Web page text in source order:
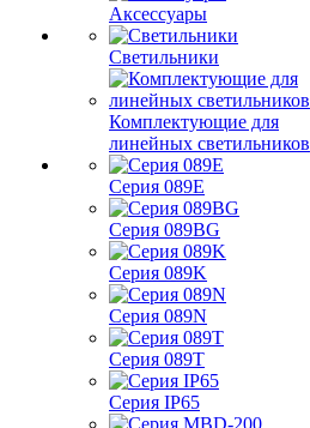
Аксессуары
Светильники
Комплектующие для
линейных светильников
Серия 089E
Серия 089BG
Серия 089K
Серия 089N
Серия 089T
Серия IP65